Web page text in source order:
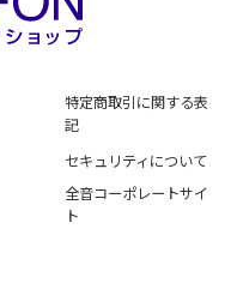
特定商取引に関する表
記
セキュリティについて
全音コーポレートサイ
ト